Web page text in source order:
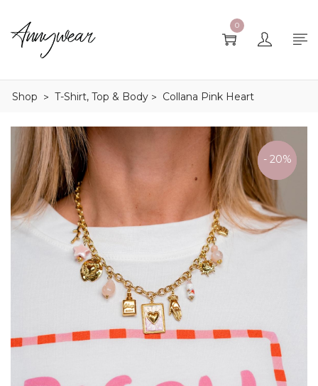
0
Shop > T-Shirt, Top & Body > Collana Pink Heart
ULTIME
TAGLIE
- 20%